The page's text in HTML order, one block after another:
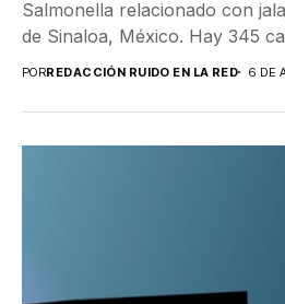
Salmonella relacionado con
de Sinaloa, México. Hay 345
PORREDACCIÓN RUIDO EN LA RED 6 DE